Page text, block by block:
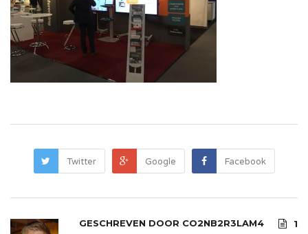
Twitter Google Facebook
GESCHREVEN DOOR CO2NB2R3LAM4
1